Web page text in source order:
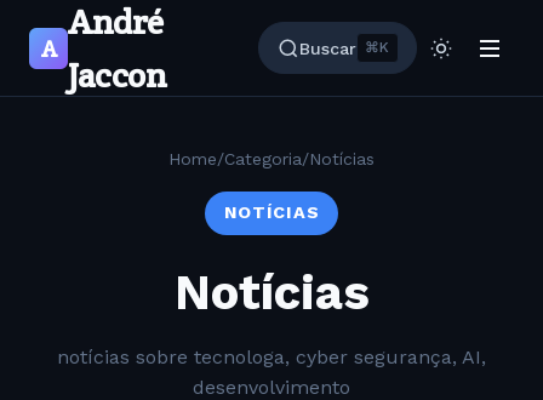
A
André
Jaccon
Buscar ⌘K
Home/Categoria/Notícias
NOTÍCIAS
Notícias
notícias sobre tecnologa, cyber segurança, AI,
desenvolvimento